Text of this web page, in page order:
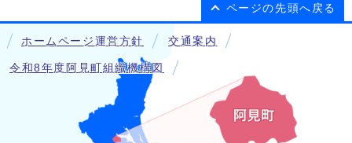
ページの先頭へ戻る
ホームページ運営方針 交通案内
令和8年度阿見町組織機構図